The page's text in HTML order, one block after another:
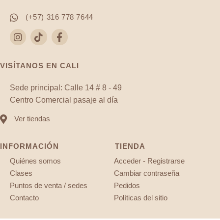
(+57) 316 778 7644
VISÍTANOS EN CALI
Sede principal: Calle 14 # 8 - 49
Centro Comercial pasaje al día
Ver tiendas
INFORMACIÓN
Quiénes somos
Clases
Puntos de venta / sedes
Contacto
TIENDA
Acceder - Registrarse
Cambiar contraseña
Pedidos
Políticas del sitio